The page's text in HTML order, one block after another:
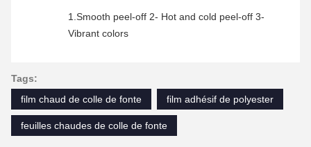
1.Smooth peel-off 2- Hot and cold peel-off 3-
Vibrant colors
Tags:
film chaud de colle de fonte
film adhésif de polyester
feuilles chaudes de colle de fonte